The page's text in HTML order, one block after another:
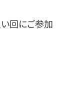
回にご参加